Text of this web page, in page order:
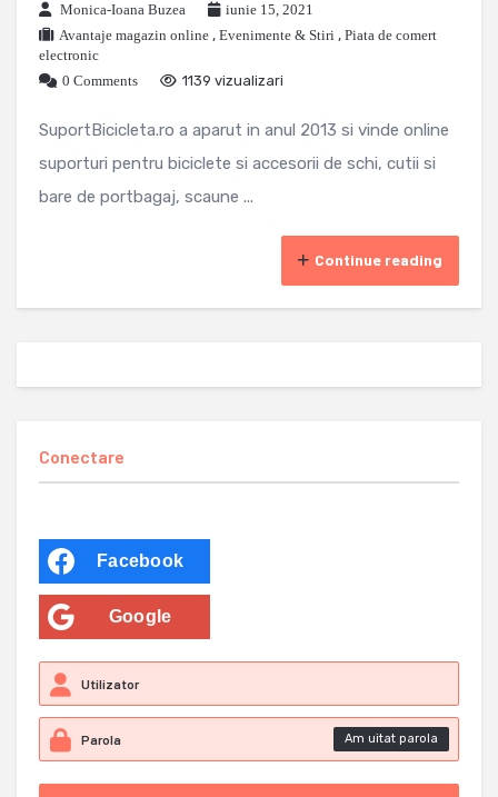
Monica-Ioana Buzea
iunie 15, 2021
Avantaje magazin online , Evenimente & Stiri , Piata de comert
electronic
0 Comments
1139 vizualizari
SuportBicicleta.ro a aparut in anul 2013 si vinde online
suporturi pentru biciclete si accesorii de schi, cutii si
bare de portbagaj, scaune ...
Continue reading
Conectare
Facebook
Google
Am uitat parola